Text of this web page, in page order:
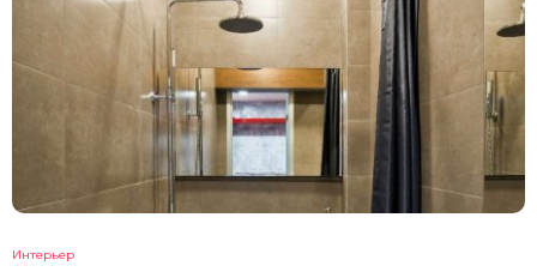
Интерьер